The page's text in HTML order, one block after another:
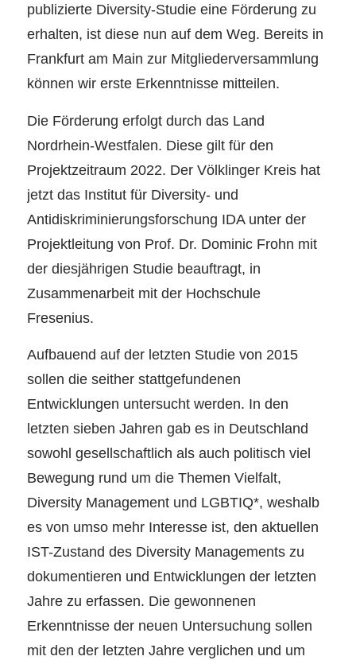
publizierte Diversity-Studie eine Förderung zu
erhalten, ist diese nun auf dem Weg. Bereits in
Frankfurt am Main zur Mitgliederversammlung
können wir erste Erkenntnisse mitteilen.
Die Förderung erfolgt durch das Land
Nordrhein-Westfalen. Diese gilt für den
Projektzeitraum 2022. Der Völklinger Kreis hat
jetzt das Institut für Diversity- und
Antidiskriminierungsforschung IDA unter der
Projektleitung von Prof. Dr. Dominic Frohn mit
der diesjährigen Studie beauftragt, in
Zusammenarbeit mit der Hochschule
Fresenius.
Aufbauend auf der letzten Studie von 2015
sollen die seither stattgefundenen
Entwicklungen untersucht werden. In den
letzten sieben Jahren gab es in Deutschland
sowohl gesellschaftlich als auch politisch viel
Bewegung rund um die Themen Vielfalt,
Diversity Management und LGBTIQ*, weshalb
es von umso mehr Interesse ist, den aktuellen
IST-Zustand des Diversity Managements zu
dokumentieren und Entwicklungen der letzten
Jahre zu erfassen. Die gewonnenen
Erkenntnisse der neuen Untersuchung sollen
mit den der letzten Jahre verglichen und um